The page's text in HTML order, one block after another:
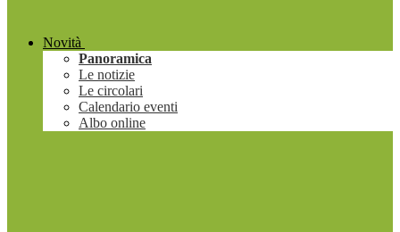
Novità
Panoramica
Le notizie
Le circolari
Calendario eventi
Albo online